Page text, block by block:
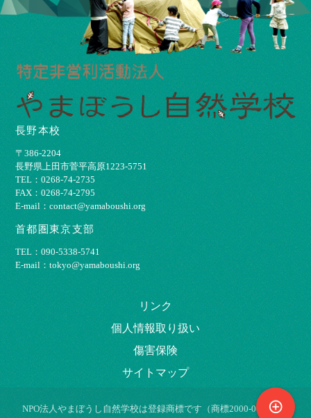
長野本校
〒386-2204
⻑野県上⽥市菅平⾼原1223-5751
TEL：0268-74-2735
FAX：0268-74-2795
E-mail：contact@yamaboushi.org
首都圏東京支部
TEL：090-5338-5741
E-mail：tokyo@yamaboushi.org
リンク
個⼈情報取り扱い
傷害保険
サイトマップ
NPO法⼈やまぼうし⾃然学校は登録商標です（商標2000-009695）
control_point